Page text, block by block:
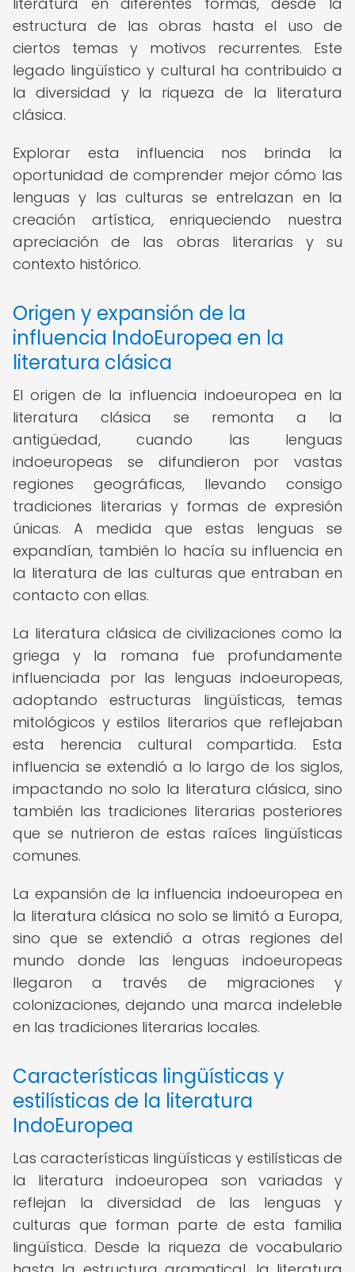
estructura de las obras hasta el uso de
ciertos temas y motivos recurrentes. Este
legado lingüístico y cultural ha contribuido a
la diversidad y la riqueza de la literatura
clásica.
Explorar esta influencia nos brinda la
oportunidad de comprender mejor cómo las
lenguas y las culturas se entrelazan en la
creación artística, enriqueciendo nuestra
apreciación de las obras literarias y su
contexto histórico.
Origen y expansión de la
influencia IndoEuropea en la
literatura clásica
El origen de la influencia indoeuropea en la
literatura clásica se remonta a la
antigüedad, cuando las lenguas
indoeuropeas se difundieron por vastas
regiones geográficas, llevando consigo
tradiciones literarias y formas de expresión
únicas. A medida que estas lenguas se
expandían, también lo hacía su influencia en
la literatura de las culturas que entraban en
contacto con ellas.
La literatura clásica de civilizaciones como la
griega y la romana fue profundamente
influenciada por las lenguas indoeuropeas,
adoptando estructuras lingüísticas, temas
mitológicos y estilos literarios que reflejaban
esta herencia cultural compartida. Esta
influencia se extendió a lo largo de los siglos,
impactando no solo la literatura clásica, sino
también las tradiciones literarias posteriores
que se nutrieron de estas raíces lingüísticas
comunes.
La expansión de la influencia indoeuropea en
la literatura clásica no solo se limitó a Europa,
sino que se extendió a otras regiones del
mundo donde las lenguas indoeuropeas
llegaron a través de migraciones y
colonizaciones, dejando una marca indeleble
en las tradiciones literarias locales.
Características lingüísticas y
estilísticas de la literatura
IndoEuropea
Las características lingüísticas y estilísticas de
la literatura indoeuropea son variadas y
reflejan la diversidad de las lenguas y
culturas que forman parte de esta familia
lingüística. Desde la riqueza de vocabulario